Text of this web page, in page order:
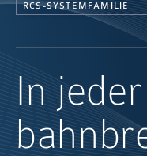
RCS-SYSTEMFAMILIE
In